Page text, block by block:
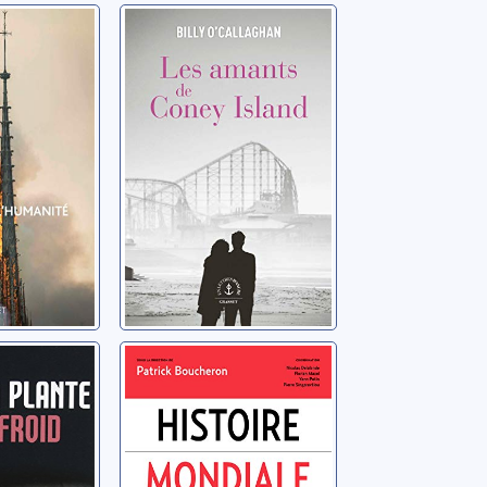
de
Les amants de
Coney Island
O'Callaghan, Billy
Histoire
mondiale de la
France
Boucheron, Patrick